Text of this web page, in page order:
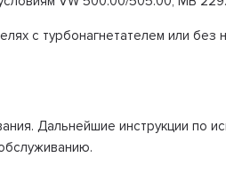
с турбонагнетателем или без
Дальнейшие инструкции по